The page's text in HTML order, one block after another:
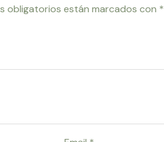
obligatorios están marcados con *